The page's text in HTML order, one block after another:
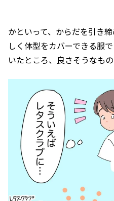
かといって、からだを引き
しく体型をカバーできる服
いたところ、良さそうなも